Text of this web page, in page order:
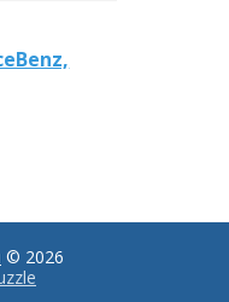
© 2026